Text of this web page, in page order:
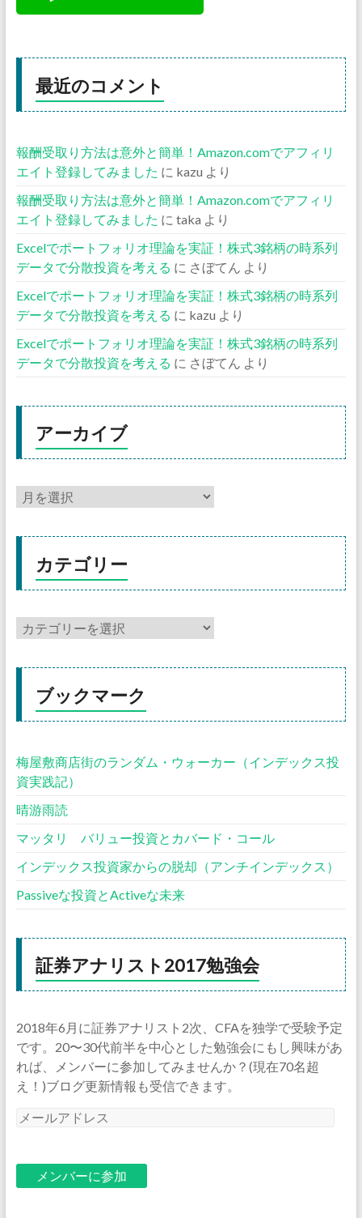
最近のコメント
報酬受取り方法は意外と簡単！Amazon.comでアフィリ
エイト登録してみました に kazu より
報酬受取り方法は意外と簡単！Amazon.comでアフィリ
エイト登録してみました に taka より
Excelでポートフォリオ理論を実証！株式3銘柄の時系列
データで分散投資を考える に さぼてん より
Excelでポートフォリオ理論を実証！株式3銘柄の時系列
データで分散投資を考える に kazu より
Excelでポートフォリオ理論を実証！株式3銘柄の時系列
データで分散投資を考える に さぼてん より
アーカイブ
カテゴリー
ブックマーク
梅屋敷商店街のランダム・ウォーカー（インデックス投
資実践記）
晴游雨読
マッタリ バリュー投資とカバード・コール
インデックス投資家からの脱却（アンチインデックス）
Passiveな投資とActiveな未来
証券アナリスト2017勉強会
2018年6月に証券アナリスト2次、CFAを独学で受験予定
です。20〜30代前半を中心とした勉強会にもし興味があ
れば、メンバーに参加してみませんか？(現在70名超
え！)ブログ更新情報も受信できます。
メ